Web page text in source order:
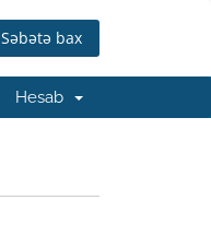
Səbətə bax
Hesab